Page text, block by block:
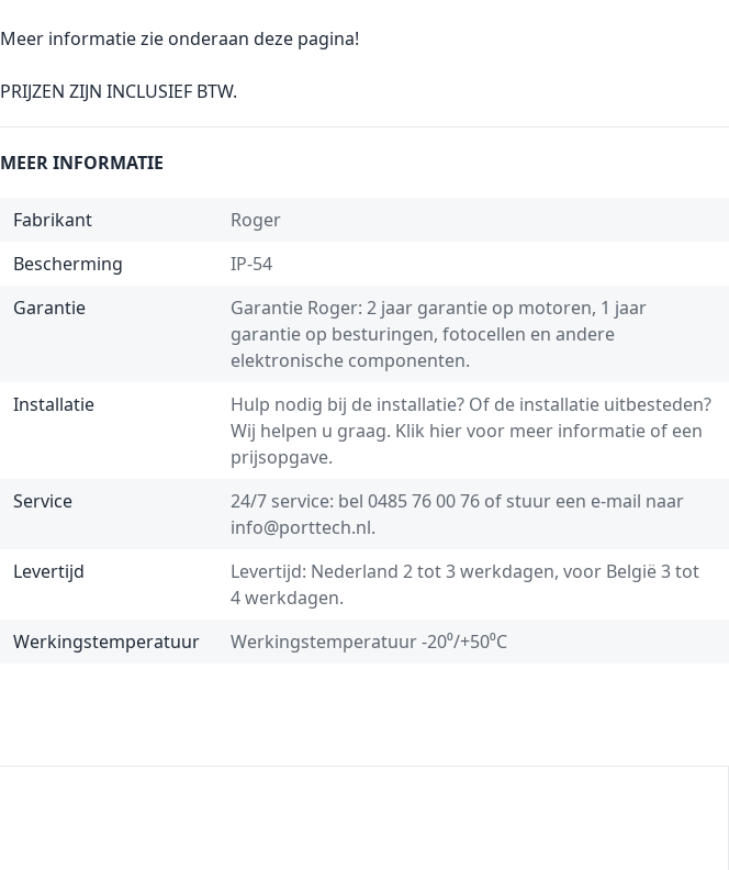
Meer informatie zie onderaan deze pagina!
PRIJZEN ZIJN INCLUSIEF BTW.
MEER INFORMATIE
Fabrikant
Roger
Bescherming
IP-54
Garantie
Garantie Roger: 2 jaar garantie op motoren, 1 jaar
garantie op besturingen, fotocellen en andere
elektronische componenten.
Installatie
Hulp nodig bij de installatie? Of de installatie uitbesteden?
Wij helpen u graag. Klik hier voor meer informatie of een
prijsopgave.
Service
24/7 service: bel 0485 76 00 76 of stuur een e-mail naar
info@porttech.nl.
Levertijd
Levertijd: Nederland 2 tot 3 werkdagen, voor België 3 tot
4 werkdagen.
Werkingstemperatuur
Werkingstemperatuur -20⁰/+50⁰C